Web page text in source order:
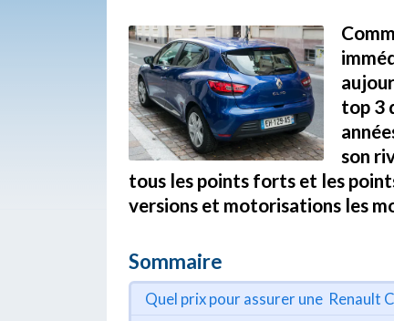
top 3
son
tous les points forts et les
versions et motorisations les
Sommaire
Quel prix pour assurer une Renault